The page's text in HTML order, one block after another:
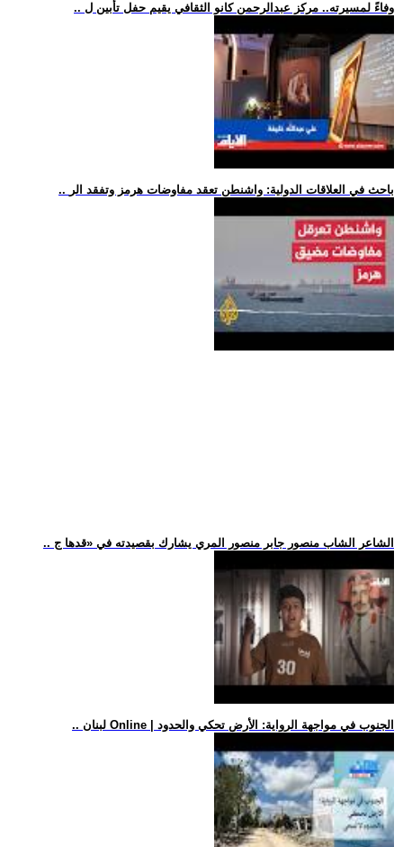
.. وفاءً لمسيرته.. مركز عبدالرحمن كانو الثقافي يقيم حفل تأبين ل
.. باحث في العلاقات الدولية: واشنطن تعقد مفاوضات هرمز وتفقد الر
.. الشاعر الشاب منصور جابر منصور المري يشارك بقصيدته في «قدها ج
.. لبنان Online | الجنوب في مواجهة الرواية: الأرض تحكي والحدود